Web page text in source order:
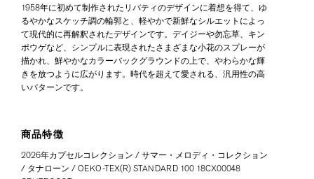
1958年に初めて制作されたリバティのデザインに着想を得て、ゆ
るやかなスケッチ調の輪郭と、軽やかで新鮮なシルエットによっ
て現代的に再解釈されたデザインです。デイジーや勿忘草、キン
ポウゲなど、シンプルに表現されたさまざまな小花のスプレーが
描かれ、鮮やかなカラーバックグラウンドの上で、やわらかな輝
きを放つように広がります。時代を超えて愛される、汎用性の高
いパターンです。
商品特徴
2026年カプセルコレクション / サマー・メロディ・コレクション
/ タナローン / OEKO-TEX(R) STANDARD 100 18CX00048